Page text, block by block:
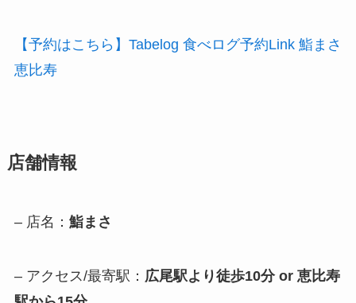
【予約はこちら】Tabelog 食べログ予約Link 鮨まさ
恵比寿
店舗情報
– 店名： 鮨まさ
– アクセス/最寄駅： 広尾駅より徒歩10分 or 恵比寿